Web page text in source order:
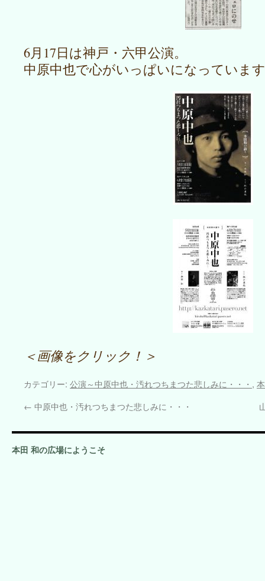
6月17日は神戸・六甲公演。
中原中也で心がいっぱいになっていま
＜画像をクリック！＞
カテゴリー: 公演～中原中也・汚れつちまつた悲しみに・・・ ,
← 中原中也・汚れつちまつた悲しみに・・・
本田 和の広場にようこそ